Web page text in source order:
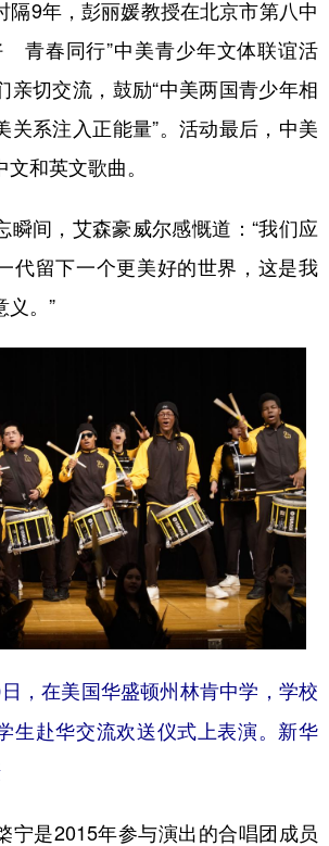
隔9年，彭丽媛教授在北京市第八中
青春同行”中美青少年文体联谊活
亲切交流，鼓励“中美两国青少年相
关系注入正能量”。活动最后，中美
和英文歌曲。
间，艾森豪威尔感慨道：“我们应
代留下一个更美好的世界，这是我
义。”
日，在美国华盛顿州林肯中学，学校
生赴华交流欢送仪式上表演。新华
是2015年参与演出的合唱团成员